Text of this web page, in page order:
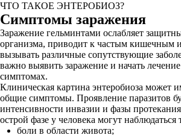
ЧТО ТАКОЕ ЭНТЕРОБИОЗ?
Симптомы заражения
Заражение гельминтами ослабляет
организма, приводит к частым кишечным
вызывать различные сопутствующие
важно выявить заражение и начать
симптомах.
Клиническая картина энтеробиоза может
общие симптомы. Проявление паразитов
интенсивности инвазии и фазы
острой фазе у человека могут
боли в области живота;